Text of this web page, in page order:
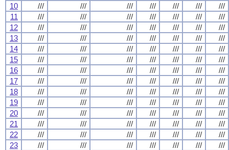
10
/// /// /// /// /// ///
///
11
/// /// /// /// /// ///
///
12
/// /// /// /// /// ///
///
13
/// /// /// /// /// ///
///
14
/// /// /// /// /// ///
///
15
/// /// /// /// /// ///
///
16
/// /// /// /// /// ///
///
17
/// /// /// /// /// ///
///
18
/// /// /// /// /// ///
///
19
/// /// /// /// /// ///
///
20
/// /// /// /// /// ///
///
21
/// /// /// /// /// ///
///
22
/// /// /// /// /// ///
///
23
/// /// /// /// /// ///
///